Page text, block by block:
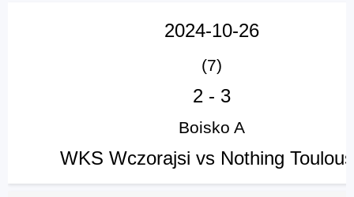
2024-10-26
(7)
2 - 3
Boisko A
WKS Wczorajsi vs Nothing